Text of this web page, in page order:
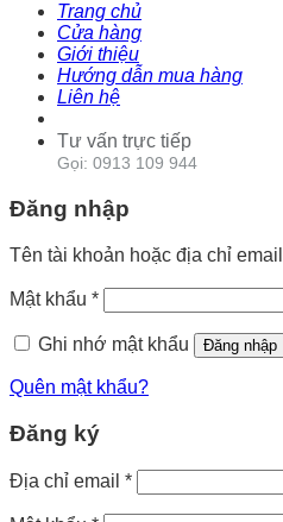
Trang chủ
Cửa hàng
Giới thiệu
Hướng dẫn mua hàng
Liên hệ
Tư vấn trực tiếp
Gọi: 0913 109 944
Đăng nhập
Tên tài khoản hoặc địa chỉ email
Mật khẩu *
Ghi nhớ mật khẩu Đăng nhập
Quên mật khẩu?
Đăng ký
Địa chỉ email *